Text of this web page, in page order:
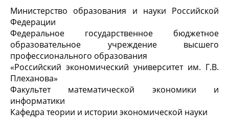
Министерство образования и науки Российской
Федерации
Федеральное государственное бюджетное
образовательное учреждение высшего
профессионального образования
«Российский экономический университет им. Г.В.
Плеханова»
Факультет математической экономики и
информатики
Кафедра теории и истории экономической науки